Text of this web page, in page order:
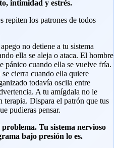
intimidad y estrés.
repiten los patrones de todos
no detiene a tu sistema
ella se aleja o ataca. El hombre
pánico cuando ella se vuelve fría.
cierra cuando ella quiere
todavía oscila entre
A tu amígdala no le
terapia. Dispara el patrón que tus
pudieras pensar.
Tu sistema nervioso
bajo presión lo es.